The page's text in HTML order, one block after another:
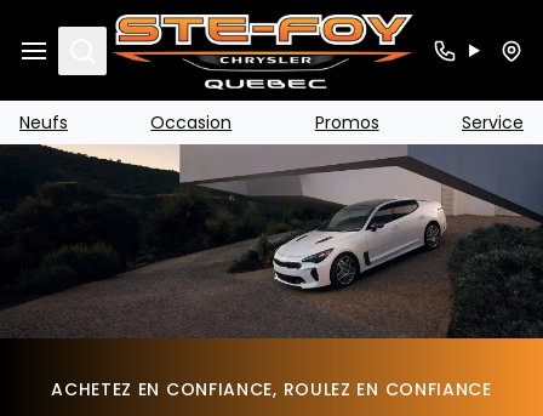
Search
Neufs Occasion Promos Service
ACHETEZ EN CONFIANCE, ROULEZ EN CONFIANCE